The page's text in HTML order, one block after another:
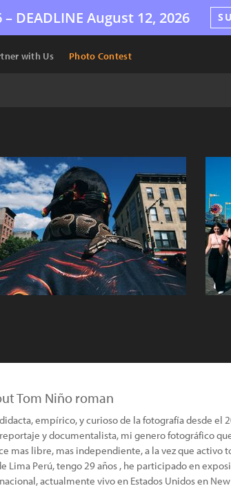
– DEADLINE August 12, 2026
with Us Photo Contest
Tom Niño roman
empírico, y curioso de la fotografía desde el
y documentalista, mi genero fotográfico
mas libre, mas independiente, a la vez que activo
Lima Perú, tengo 29 años , he participado en
actualmente vivo en Estados Unidos en New